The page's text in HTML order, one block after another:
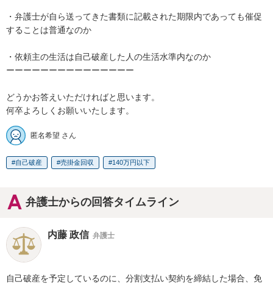
・弁護士が自ら送ってきた書類に記載された期限内であっても催促
することは普通なのか
・依頼主の生活は自己破産した人の生活水準内なのか
ーーーーーーーーーーーーーーー
どうかお答えいただければと思います。
何卒よろしくお願いいたします。
匿名希望 さん
自己破産 売掛金回収 140万円以下
弁護士からの回答タイムライン
内藤 政信 弁護士
自己破産を予定しているのに、分割支払い契約を締結した場合、免